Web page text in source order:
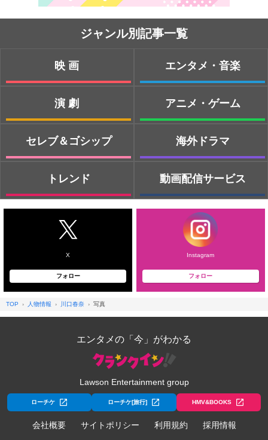
ジャンル別記事一覧
映画
演劇
セレブ＆ゴシップ
トレンド
エンタメ・音楽
アニメ・ゲーム
海外ドラマ
動画配信サービス
X
フォロー
Instagram
フォロー
TOP 人物情報 川口春奈 写真
エンタメの「今」がわかる
Lawson Entertainment group
ローチケ ローチケ[旅行] HMV&BOOKS
会社概要 サイトポリシー 利用規約 採用情報